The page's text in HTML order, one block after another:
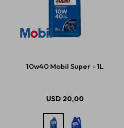
10w40 Mobil Super - 1L
USD 20,00